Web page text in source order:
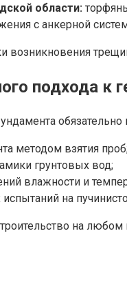
области:
с анкерной
подхода к
методом взятия
грунтовых вод;
влажности и
на
на